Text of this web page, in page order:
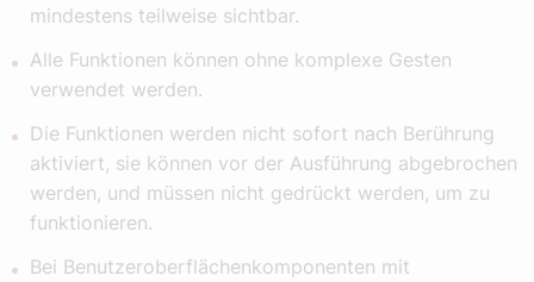
mindestens teilweise sichtbar.
Alle Funktionen können ohne komplexe Gesten
verwendet werden.
Die Funktionen werden nicht sofort nach Berührung
aktiviert, sie können vor der Ausführung abgebrochen
werden, und müssen nicht gedrückt werden, um zu
funktionieren.
Bei Benutzeroberflächenkomponenten mit